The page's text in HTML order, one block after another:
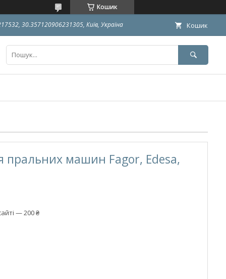
Кошик
30.357120906231305, Київ, Україна Кошик
пральних машин Fagor, Edesa,
— 200 ₴